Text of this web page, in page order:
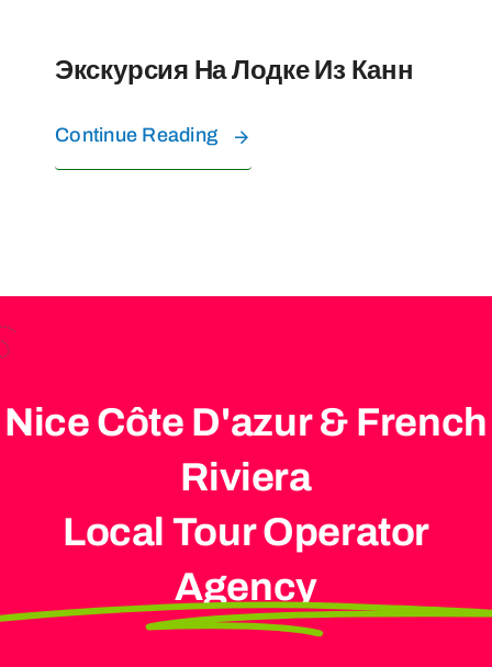
Экскурсия На Лодке Из Канн
Continue Reading
Nice Côte D'azur & French
Riviera
Local Tour Operator
Agency